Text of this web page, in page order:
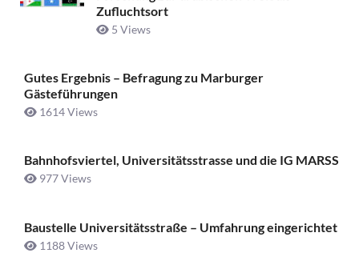
Zufluchtsort
5 Views
Gutes Ergebnis – Befragung zu Marburger
Gästeführungen
1614 Views
Bahnhofsviertel, Universitätsstrasse und die IG MARSS
977 Views
Baustelle Universitätsstraße ­– Umfahrung eingerichtet
1188 Views